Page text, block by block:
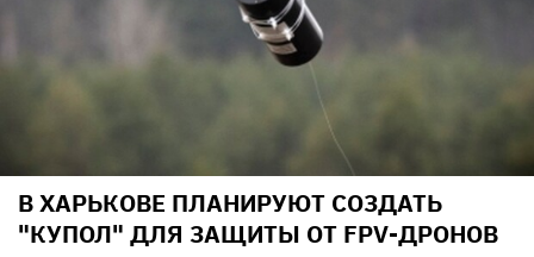
В ХАРЬКОВЕ ПЛАНИРУЮТ СОЗДАТЬ
"КУПОЛ" ДЛЯ ЗАЩИТЫ ОТ FPV-ДРОНОВ